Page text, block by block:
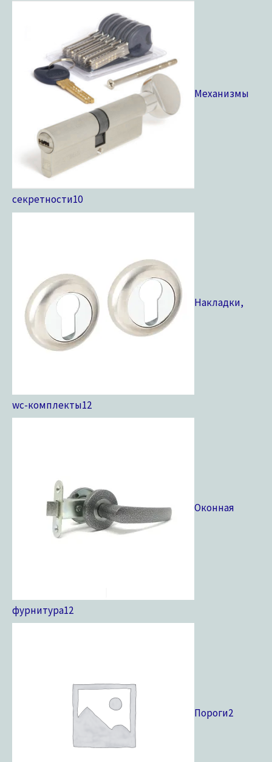
Механизмы
секретности10
Накладки,
wc-комплекты12
Оконная
фурнитура12
Пороги2